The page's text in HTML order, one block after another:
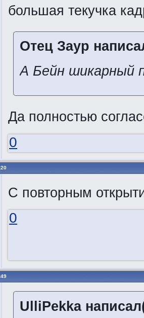
большая текучка
Отец Заур
А Бейн шикарный
Да полностью
0
С повторным
0
UlliPekka